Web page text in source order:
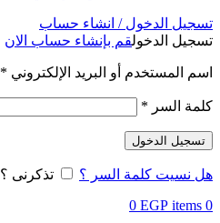
تسجيل الدخول / انشاء حساب
تسجيل الدخولقم بإنشاء حساب الان
اسم المستخدم أو البريد الإلكتروني *
كلمة السر *
تسجيل الدخول
هل نسيت كلمة السر ؟
تذكرنى ؟
0
items
0 EGP